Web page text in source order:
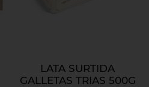
LATA SURTIDA
GALLETAS TRIAS 500G